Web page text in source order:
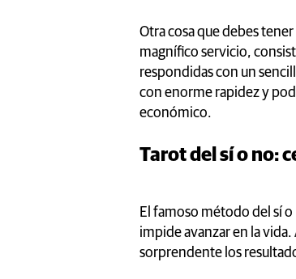
Otra cosa que debes
magnífico servicio,
respondidas con un
con enorme rapidez y
económico.
Tarot del sí o no:
El famoso método del sí
impide avanzar en la vida.
sorprendente los